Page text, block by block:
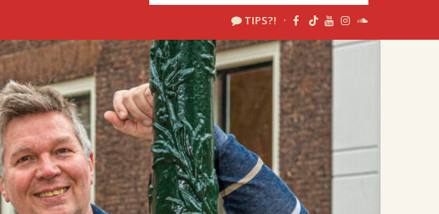
TIPS?! ·
Je luistert nu naar uur 1 van 0
Vorig uur Volgend uur